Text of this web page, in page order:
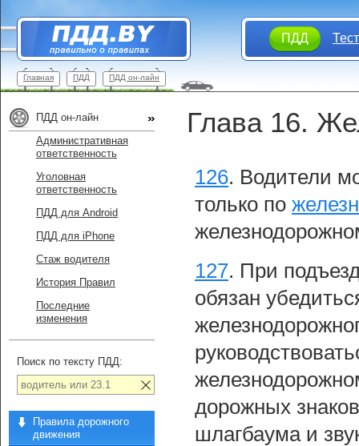
ПДД
Главная ПДД ПДД он-лайн
Глава 16.
126. Водители
только по
127. При
обязан
дорожных
шлагбаума и
ПДД он-лайн
Административная
ответственность
Уголовная
ответственность
ПДД для Android
ПДД для iPhone
Стаж водителя
История Правил
Последние
изменения
Поиск по тексту ПДД:
Правила дорожного
движения